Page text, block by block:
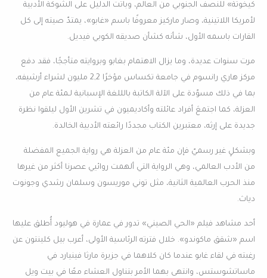
كيخوتة» للنصف الجنوبي من العالم، وباتت الدليل على الشوكة الأدبية
لأمريكا اللاتينية، وصار ماركيز معروفًا باسم «غابو»، يمتدّ صيته إلى كل
القارات باسمه الأول، شأنه كشأن صديقه الكوبي فيديل.
مرت سنوات عديدة، وما يزال الاهتمام بغابو وبروايته متأججًا، فقد دفع
مركز هاري رانسوم في جامعة تكساس مؤخرًا 2,2 مليون لشراء أرشيفه،
بما في ذلك مسوّدة على الآلة الكاتبة بالللغة الإسبانية لـمئة عام من
العزلة، كما اجتمعَ أفراد عائلته وأكاديميون في تشرين الأول ليلقوا نظرة
جديدة على إرثه، معتبرين الكتاب مجددًا رائعته الأدبية الخالدة.
وبشكلٍ غير رسميّ فإن مئة عام من العزلة هي رواية الجميع المفضلة
من الأدب العالمي، وهي الرواية التي ألهمت روائيي عصرنا أكثر من غيرها
منذ الحرب العالمية الثانية، مثل توني موريسون وسلمان رشدي وجونوت
دياث.
أحد مشاهد فيلم «الحي الصيني» تدور في عمارة في هوليود أُطلق عليها
اسم «شقق ماكوندو». خلال فترته الرئاسية الأولى، أعرب بيل كلينتون عن
رغبته في لقاء غابو عندما كان كلاهما في جزيرة مارثا فينيارد في
ماساتشوستس، وانتهى بهما الأمر بتناول العشاء معًا في بيت ويل